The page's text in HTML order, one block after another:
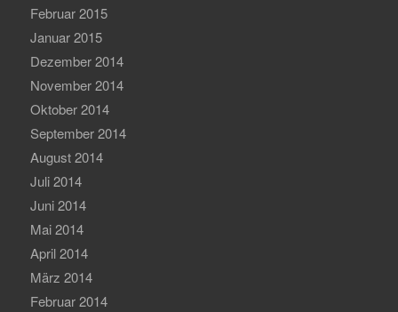
Februar 2015
Januar 2015
Dezember 2014
November 2014
Oktober 2014
September 2014
August 2014
Juli 2014
Juni 2014
Mai 2014
April 2014
März 2014
Februar 2014